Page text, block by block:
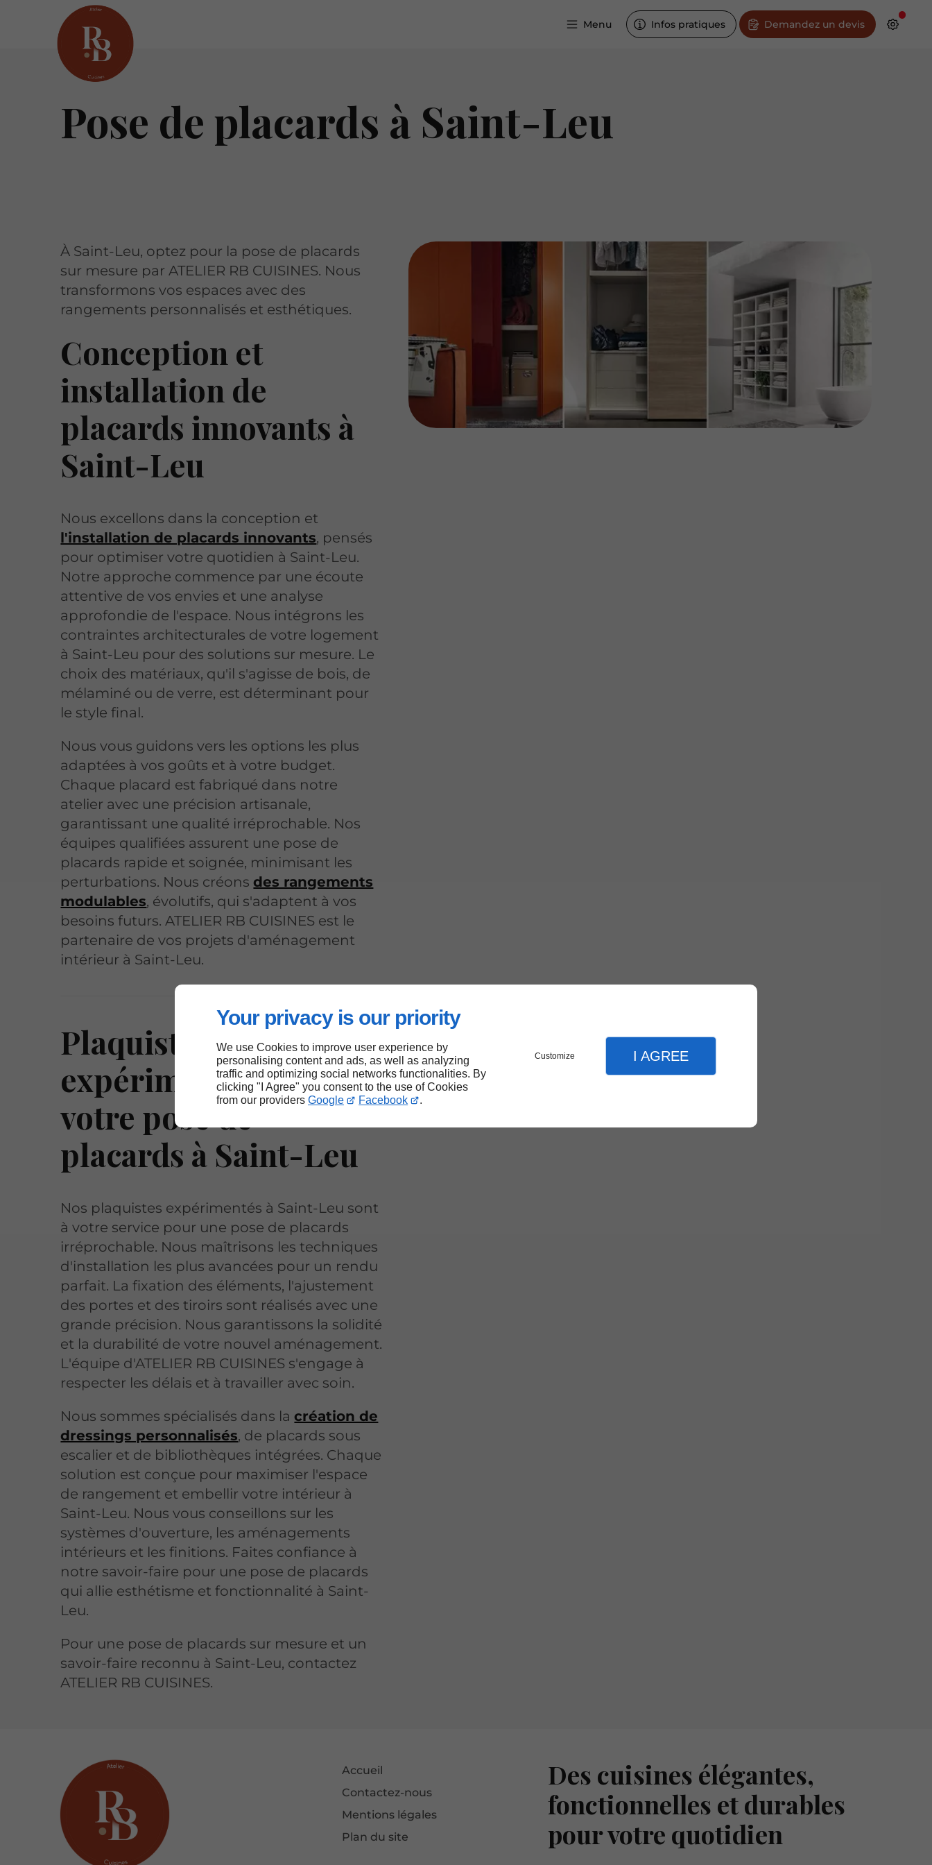
Your privacy is our priority
We use Cookies to improve user experience by
personalising content and ads, as well as analyzing
traffic and optimizing social networks functionalities. By
clicking "I Agree" you consent to the use of Cookies
from our providers Google Facebook .
Customize I AGREE
Menu Infos pratiques Demandez un devis
Pose de placards à Saint-Leu
À Saint-Leu, optez pour la pose de placards
sur mesure par ATELIER RB CUISINES. Nous
transformons vos espaces avec des
rangements personnalisés et esthétiques.
Conception et
installation de
placards innovants à
Saint-Leu
Nous excellons dans la conception et
l'installation de placards innovants, pensés
pour optimiser votre quotidien à Saint-Leu.
Notre approche commence par une écoute
attentive de vos envies et une analyse
approfondie de l'espace. Nous intégrons les
contraintes architecturales de votre logement
à Saint-Leu pour des solutions sur mesure. Le
choix des matériaux, qu'il s'agisse de bois, de
mélaminé ou de verre, est déterminant pour
le style final.
Nous vous guidons vers les options les plus
adaptées à vos goûts et à votre budget.
Chaque placard est fabriqué dans notre
atelier avec une précision artisanale,
garantissant une qualité irréprochable. Nos
équipes qualifiées assurent une pose de
placards rapide et soignée, minimisant les
perturbations. Nous créonsdes rangements
modulables, évolutifs, qui s'adaptent à vos
besoins futurs. ATELIER RB CUISINES est le
partenaire de vos projets d'aménagement
intérieur à Saint-Leu.
Plaquistes
expérimentés pour
votre pose de
placards à Saint-Leu
Nos plaquistes expérimentés à Saint-Leu sont
à votre service pour une pose de placards
irréprochable. Nous maîtrisons les techniques
d'installation les plus avancées pour un rendu
parfait. La fixation des éléments, l'ajustement
des portes et des tiroirs sont réalisés avec une
grande précision. Nous garantissons la solidité
et la durabilité de votre nouvel aménagement.
L'équipe d'ATELIER RB CUISINES s'engage à
respecter les délais et à travailler avec soin.
Nous sommes spécialisés dans lacréation de
dressings personnalisés, de placards sous
escalier et de bibliothèques intégrées. Chaque
solution est conçue pour maximiser l'espace
de rangement et embellir votre intérieur à
Saint-Leu. Nous vous conseillons sur les
systèmes d'ouverture, les aménagements
intérieurs et les finitions. Faites confiance à
notre savoir-faire pour une pose de placards
qui allie esthétisme et fonctionnalité à Saint-
Leu.
Pour une pose de placards sur mesure et un
savoir-faire reconnu à Saint-Leu, contactez
ATELIER RB CUISINES.
Accueil
Contactez-nous
Mentions légales
Plan du site
Des cuisines élégantes,
fonctionnelles et durables
pour votre quotidien